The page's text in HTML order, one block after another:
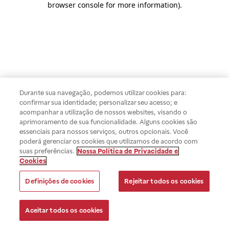
browser console for more information).
Durante sua navegação, podemos utilizar cookies para:
confirmar sua identidade; personalizar seu acesso; e
acompanhar a utilização de nossos websites, visando o
aprimoramento de sua funcionalidade. Alguns cookies são
essenciais para nossos serviços, outros opcionais. Você
poderá gerenciar os cookies que utilizamos de acordo com
suas preferências. Nossa Política de Privacidade e
Cookies
Definições de cookies Rejeitar todos os cookies
Aceitar todos os cookies